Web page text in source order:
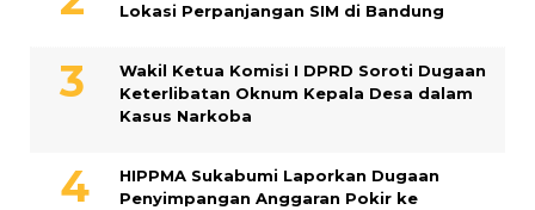
Lokasi Perpanjangan SIM di Bandung
Wakil Ketua Komisi I DPRD Soroti Dugaan
Keterlibatan Oknum Kepala Desa dalam
Kasus Narkoba
HIPPMA Sukabumi Laporkan Dugaan
Penyimpangan Anggaran Pokir ke